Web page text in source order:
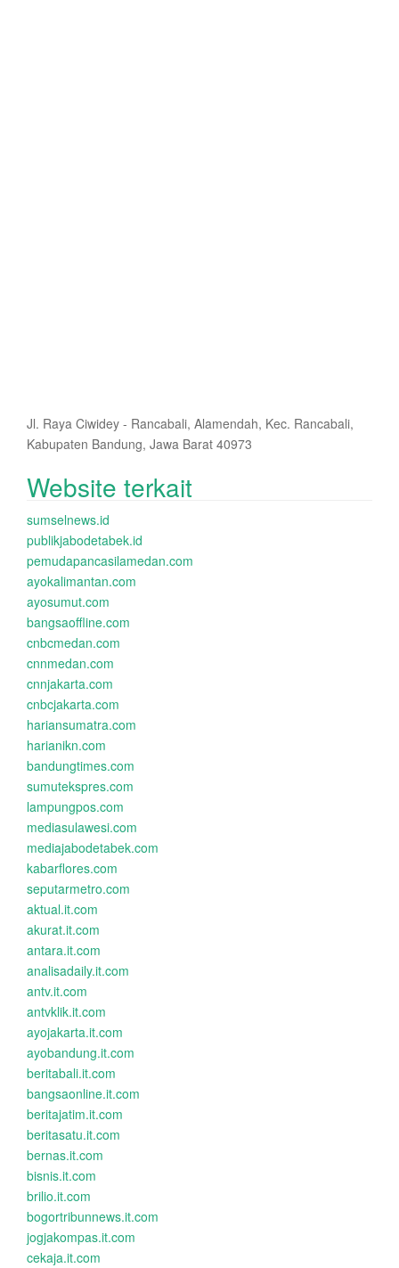
Jl. Raya Ciwidey - Rancabali, Alamendah, Kec. Rancabali,
Kabupaten Bandung, Jawa Barat 40973
Website terkait
sumselnews.id
publikjabodetabek.id
pemudapancasilamedan.com
ayokalimantan.com
ayosumut.com
bangsaoffline.com
cnbcmedan.com
cnnmedan.com
cnnjakarta.com
cnbcjakarta.com
hariansumatra.com
harianikn.com
bandungtimes.com
sumutekspres.com
lampungpos.com
mediasulawesi.com
mediajabodetabek.com
kabarflores.com
seputarmetro.com
aktual.it.com
akurat.it.com
antara.it.com
analisadaily.it.com
antv.it.com
antvklik.it.com
ayojakarta.it.com
ayobandung.it.com
beritabali.it.com
bangsaonline.it.com
beritajatim.it.com
beritasatu.it.com
bernas.it.com
bisnis.it.com
brilio.it.com
bogortribunnews.it.com
jogjakompas.it.com
cekaja.it.com